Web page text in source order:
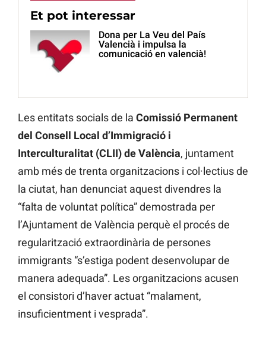
Et pot interessar
Dona per La Veu del País
Valencià i impulsa la
comunicació en valencià!
Les entitats socials de la Comissió Permanent
del Consell Local d’Immigració i
Interculturalitat (CLII) de València, juntament
amb més de trenta organitzacions i col·lectius de
la ciutat, han denunciat aquest divendres la
“falta de voluntat política” demostrada per
l’Ajuntament de València perquè el procés de
regularització extraordinària de persones
immigrants “s’estiga podent desenvolupar de
manera adequada”. Les organitzacions acusen
el consistori d’haver actuat “malament,
insuficientment i vesprada”.